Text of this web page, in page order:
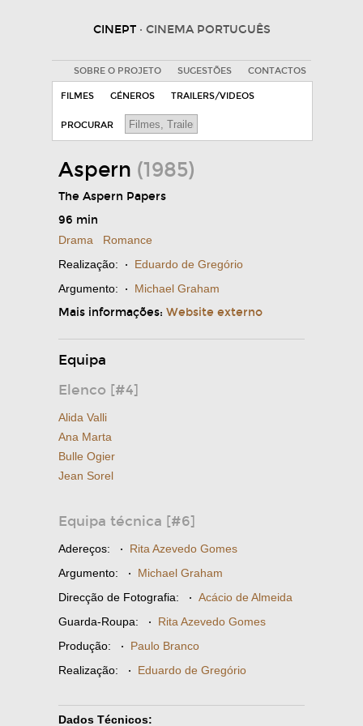
CINEPT · CINEMA PORTUGUÊS
SOBRE O PROJETO SUGESTÕES CONTACTOS
FILMES GÉNEROS TRAILERS/VIDEOS
PROCURAR
Aspern (1985)
The Aspern Papers
96 min
Drama
Romance
Realização: · Eduardo de Gregório
Argumento: · Michael Graham
Mais informações: Website externo
Equipa
Elenco [#4]
Alida Valli
Ana Marta
Bulle Ogier
Jean Sorel
Equipa técnica [#6]
Adereços: · Rita Azevedo Gomes
Argumento: · Michael Graham
Direcção de Fotografia: · Acácio de Almeida
Guarda-Roupa: · Rita Azevedo Gomes
Produção: · Paulo Branco
Realização: · Eduardo de Gregório
Dados Técnicos: